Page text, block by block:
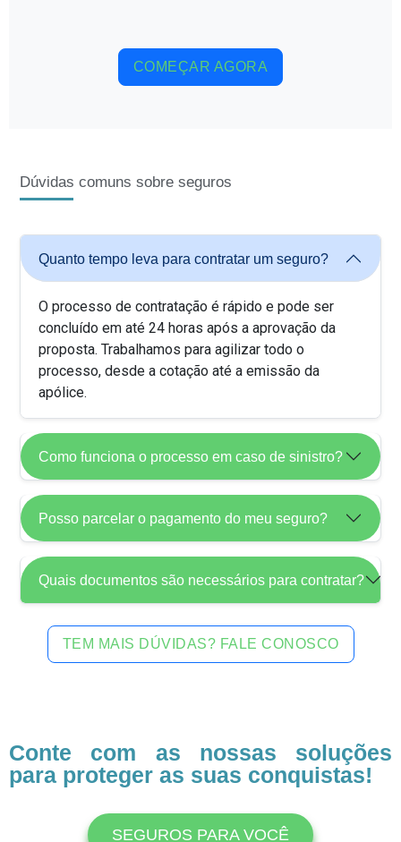
COMEÇAR AGORA
Dúvidas comuns sobre seguros
Quanto tempo leva para contratar um seguro?
O processo de contratação é rápido e pode ser
concluído em até 24 horas após a aprovação da
proposta. Trabalhamos para agilizar todo o
processo, desde a cotação até a emissão da
apólice.
Como funciona o processo em caso de sinistro?
Posso parcelar o pagamento do meu seguro?
Quais documentos são necessários para contratar?
TEM MAIS DÚVIDAS? FALE CONOSCO
Conte com as nossas soluções
para proteger as suas conquistas!
SEGUROS PARA VOCÊ